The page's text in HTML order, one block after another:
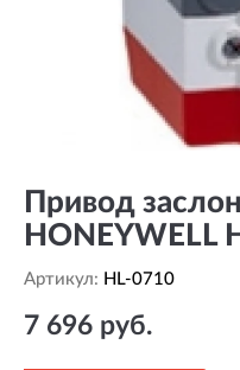
Привод
HONEYWELL
Артикул: HL-0710
7 696 руб.